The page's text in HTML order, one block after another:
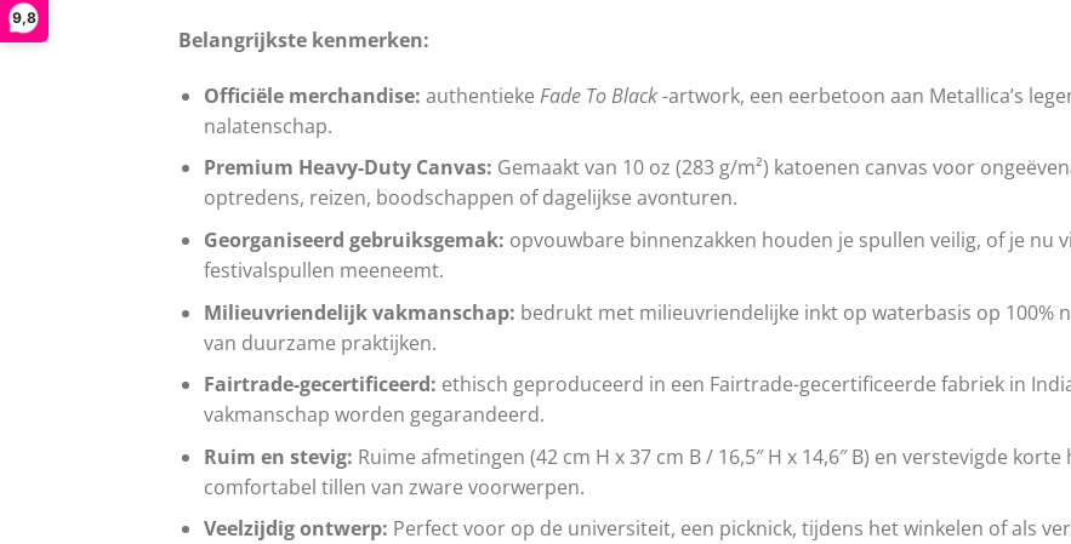
9,8
Belangrijkste kenmerken:
Officiële merchandise: authentieke Fade To Black-artwork, een eerbetoon aan Metallica’s
nalatenschap.
Premium Heavy-Duty Canvas: Gemaakt van 10 oz (283 g/m²) katoenen canvas voor
optredens, reizen, boodschappen of dagelijkse avonturen.
Georganiseerd gebruiksgemak: opvouwbare binnenzakken houden je spullen veilig, of je nu
festivalspullen meeneemt.
Milieuvriendelijk vakmanschap: bedrukt met milieuvriendelijke inkt op waterbasis op
van duurzame praktijken.
Fairtrade-gecertificeerd: ethisch geproduceerd in een Fairtrade-gecertificeerde fabriek in
vakmanschap worden gegarandeerd.
Ruim en stevig: Ruime afmetingen (42 cm H x 37 cm B / 16,5″ H x 14,6″ B) en verstevigde
comfortabel tillen van zware voorwerpen.
Veelzijdig ontwerp: Perfect voor op de universiteit, een picknick, tijdens het winkelen of als